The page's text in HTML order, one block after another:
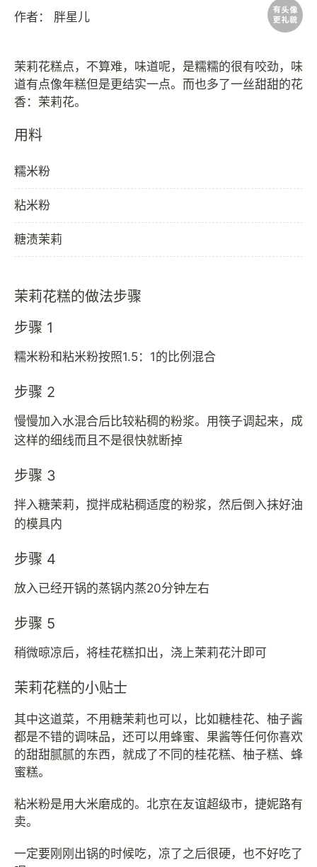
作者： 胖星儿
茉莉花糕点，不算难，味道呢，是糯糯的很有咬劲，味
道有点像年糕但是更结实一点。而也多了一丝甜甜的花
用料
糯米粉
粘米粉
糖渍茉莉
茉莉花糕的做法步骤
步骤 1
糯米粉和粘米粉按照1.5：1的比例混合
步骤 2
慢慢加入水混合后比较粘稠的粉浆。用筷子调起来，成
这样的细线而且不是很快就断掉
步骤 3
拌入糖茉莉，搅拌成粘稠适度的粉浆，然后倒入抹好油
的模具内
步骤 4
放入已经开锅的蒸锅内蒸20分钟左右
步骤 5
稍微晾凉后，将桂花糕扣出，浇上茉莉花汁即可
茉莉花糕的小贴士
其中这道菜，不用糖茉莉也可以，比如糖桂花、柚子酱
都是不错的调味品，还可以用蜂蜜、果酱等任何你喜欢
的甜甜腻腻的东西，就成了不同的桂花糕、柚子糕、蜂
蜜糕。
粘米粉是用大米磨成的。北京在友谊超级市，捷妮路有
卖。
一定要刚刚出锅的时候吃，凉了之后很硬，也不好吃了